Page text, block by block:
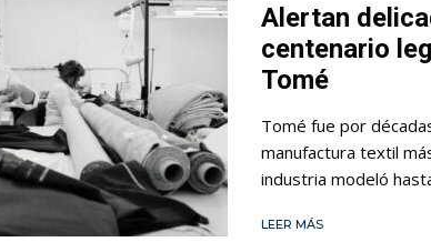
Alertan
centenario
Tomé
Tomé fue por
manufactura textil
industria modeló
LEER MÁS